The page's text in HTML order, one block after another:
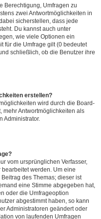
Berechtigung, Umfragen zu
zwei Antwortmöglichkeiten in
sicherstellen, dass jede
Du kannst auch unter
wie viele Optionen ein
für die Umfrage gilt (0 bedeutet
schließlich, ob die Benutzer ihre
erstellen?
wird durch die Board-
mehr Antwortmöglichkeiten als
Administrator.
vom ursprünglichen Verfasser,
werden. Um eine
des Themas; dieser ist
eine Stimme abgegeben hat,
oder die Umfrageoption
abgestimmt haben, so kann
Administratoren geändert oder
von laufenden Umfragen